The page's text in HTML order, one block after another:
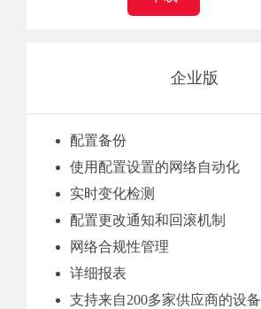
企业版
配置备份
使用配置设置的网络自动化
实时变化检测
配置更改通知和回滚机制
网络合规性管理
详细报表
支持来自200多家供应商的设备